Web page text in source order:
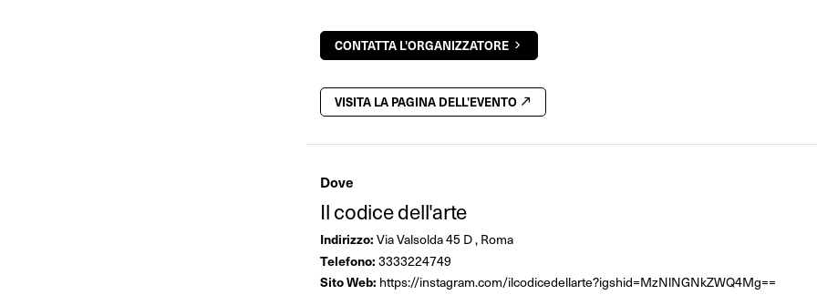
CONTATTA L'ORGANIZZATORE
VISITA LA PAGINA DELL'EVENTO
Dove
Il codice dell'arte
Indirizzo: Via Valsolda 45 D , Roma
Telefono: 3333224749
Sito Web: https://instagram.com/ilcodicedellarte?igshid=MzNlNGNkZWQ4Mg==